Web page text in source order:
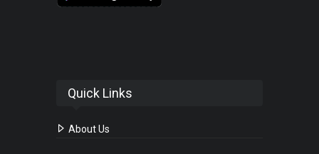
Quick Links
About Us